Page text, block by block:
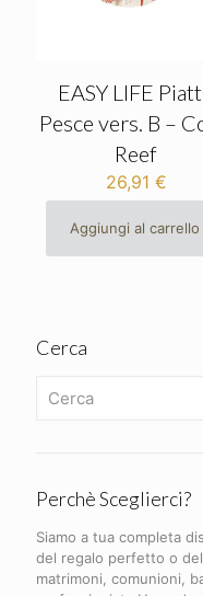
EASY LIFE
Pesce vers. B –
Reef
26,91 €
Aggiungi al carrello
Cerca
Perchè Sceglierci?
Siamo a tua completa
del regalo perfetto o
matrimoni, comunioni,